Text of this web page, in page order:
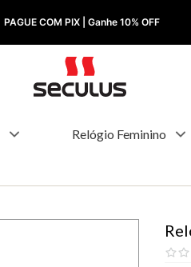
PAGUE COM PIX | Ganhe 10% OFF
Relógio Feminino